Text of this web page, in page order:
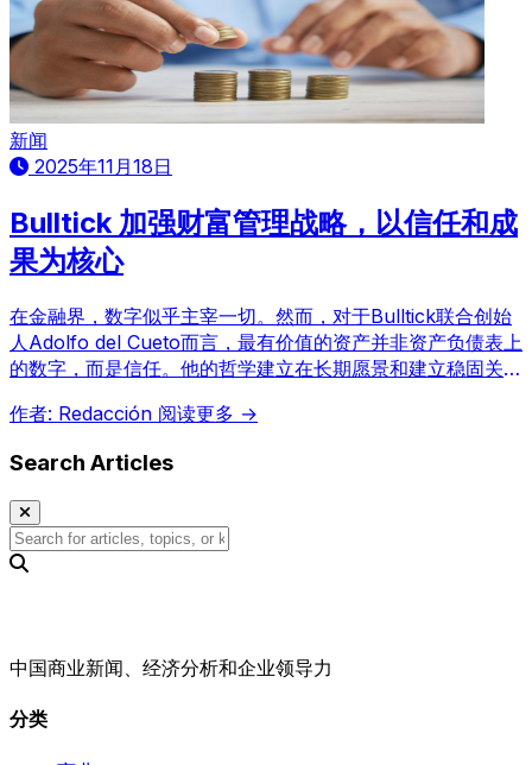
新闻
2025年11月18日
Bulltick 加强财富管理战略，以信任和成
果为核心
在金融界，数字似乎主宰一切。然而，对于Bulltick联合创始
人Adolfo del Cueto而言，最有价值的资产并非资产负债表上
的数字，而是信任。他的哲学建立在长期愿景和建立稳固关系
念。Bulltick通过独立咨询、透明度和利益一致性，将资产管
作者: Redacción 阅读更多 →
Search Articles
中国商业新闻、经济分析和企业领导力
分类